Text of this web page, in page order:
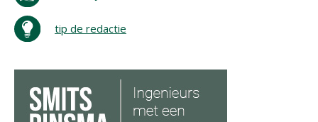
tip de redactie